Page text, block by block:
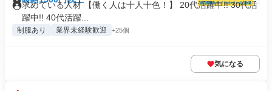
求めている人材 【働く人は十人十色！】 20代活躍中!! 30代活
躍中!! 40代活躍...
制服あり 業界未経験歓迎 +25個
気になる